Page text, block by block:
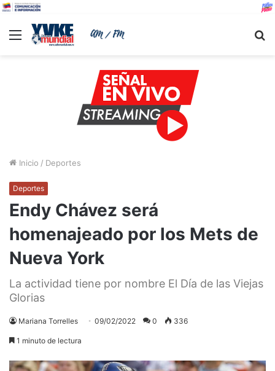
Menu
Inicio / Deportes
Deportes
Endy Chávez será
homenajeado por los Mets de
Nueva York
La actividad tiene por nombre El Día de las Viejas
Glorias
Mariana Torrelles 09/02/2022 0 336
1 minuto de lectura